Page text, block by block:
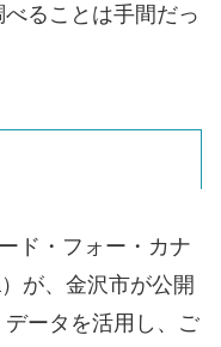
ることは手間だっ
ド・フォー・カナ
が、金沢市が公開
ータを活用し、ご